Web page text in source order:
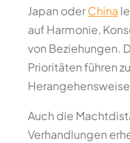
Japan oderChina
auf Harmonie,
von Beziehungen.
Prioritäten führen
Auch die
Verhandlungen